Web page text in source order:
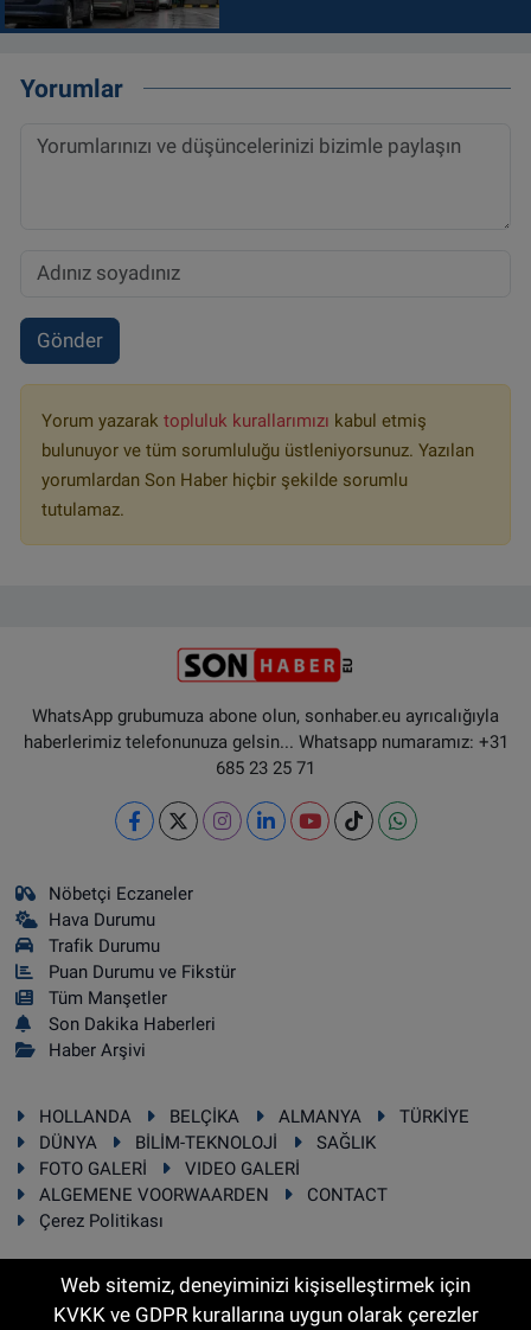
Yorumlar
Gönder
Yorum yazarak topluluk kurallarımızı kabul etmiş
bulunuyor ve tüm sorumluluğu üstleniyorsunuz. Yazılan
yorumlardan Son Haber hiçbir şekilde sorumlu
tutulamaz.
WhatsApp grubumuza abone olun, sonhaber.eu ayrıcalığıyla
haberlerimiz telefonunuza gelsin... Whatsapp numaramız: +31
685 23 25 71
Nöbetçi Eczaneler
Hava Durumu
Trafik Durumu
Puan Durumu ve Fikstür
Tüm Manşetler
Son Dakika Haberleri
Haber Arşivi
HOLLANDA BELÇİKA ALMANYA
TÜRKİYE
DÜNYA
BİLİM-TEKNOLOJİ
SAĞLIK
FOTO GALERİ
VIDEO GALERİ
ALGEMENE VOORWAARDEN
CONTACT
Çerez Politikası
Web sitemiz, deneyiminizi kişiselleştirmek için
KVKK ve GDPR kurallarına uygun olarak çerezler